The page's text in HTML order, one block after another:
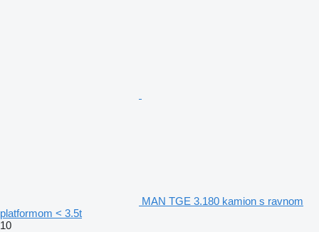
MAN TGE 3.180 kamion s ravnom
platformom < 3.5t
10